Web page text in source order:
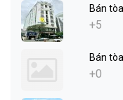
Bán
+5
Bán
+0